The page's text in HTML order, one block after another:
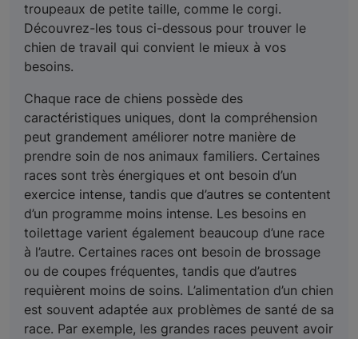
troupeaux de petite taille, comme le corgi.
Découvrez-les tous ci-dessous pour trouver le
chien de travail qui convient le mieux à vos
besoins.
Chaque race de chiens possède des
caractéristiques uniques, dont la compréhension
peut grandement améliorer notre manière de
prendre soin de nos animaux familiers. Certaines
races sont très énergiques et ont besoin d’un
exercice intense, tandis que d’autres se contentent
d’un programme moins intense. Les besoins en
toilettage varient également beaucoup d’une race
à l’autre. Certaines races ont besoin de brossage
ou de coupes fréquentes, tandis que d’autres
requièrent moins de soins. L’alimentation d’un chien
est souvent adaptée aux problèmes de santé de sa
race. Par exemple, les grandes races peuvent avoir